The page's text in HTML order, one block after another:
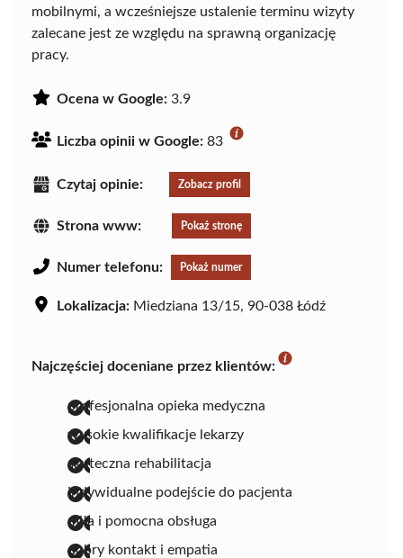
mobilnymi, a wcześniejsze ustalenie terminu wizyty
zalecane jest ze względu na sprawną organizację
pracy.
Ocena w Google: 3.9
Liczba opinii w Google: 83
Czytaj opinie: Zobacz profil
Strona www: Pokaż stronę
Numer telefonu: Pokaż numer
Lokalizacja: Miedziana 13/15, 90-038 Łódź
Najczęściej doceniane przez klientów:
profesjonalna opieka medyczna
wysokie kwalifikacje lekarzy
skuteczna rehabilitacja
indywidualne podejście do pacjenta
miła i pomocna obsługa
dobry kontakt i empatia